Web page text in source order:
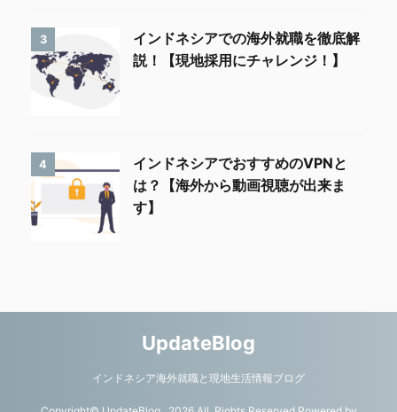
3
インドネシアでの海外就職を徹底解
説！【現地採用にチャレンジ！】
4
インドネシアでおすすめのVPNと
は？【海外から動画視聴が出来ま
す】
UpdateBlog
インドネシア海外就職と現地生活情報ブログ